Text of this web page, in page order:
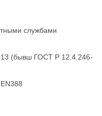
службами
(бывш ГОСТ Р 12.4.246-